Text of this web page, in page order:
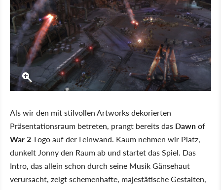
Als wir den mit stilvollen Artworks dekorierten
Präsentationsraum betreten, prangt bereits das Dawn of
War 2-Logo auf der Leinwand. Kaum nehmen wir Platz,
dunkelt Jonny den Raum ab und startet das Spiel. Das
Intro, das allein schon durch seine Musik Gänsehaut
verursacht, zeigt schemenhafte, majestätische Gestalten,